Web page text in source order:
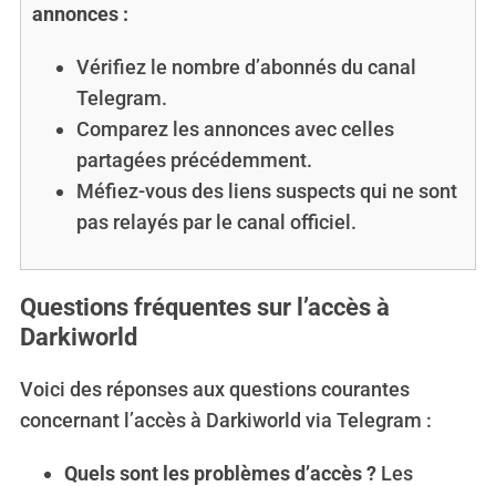
annonces:
Vérifiez le nombre d’abonnés du canal
Telegram.
Comparez les annonces avec celles
partagées précédemment.
Méfiez-vous des liens suspects qui ne sont
pas relayés par le canal officiel.
Questions fréquentes sur l’accès à
Darkiworld
Voici des réponses aux questions courantes
concernant l’accès à Darkiworld via Telegram :
Quels sont les problèmes d’accès ?Les